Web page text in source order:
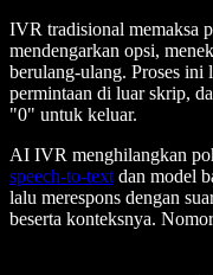
IVR tradisional memaksa
mendengarkan opsi,
berulang-ulang. Proses ini
permintaan di luar skrip,
"0" untuk keluar.
AI IVR menghilangkan
speech-to-textdan model
lalu merespons dengan
beserta konteksnya.